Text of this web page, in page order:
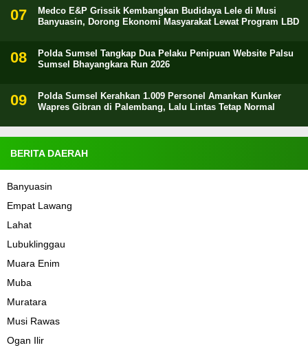
Medco E&P Grissik Kembangkan Budidaya Lele di Musi
Banyuasin, Dorong Ekonomi Masyarakat Lewat Program LBD
Polda Sumsel Tangkap Dua Pelaku Penipuan Website Palsu
Sumsel Bhayangkara Run 2026
Polda Sumsel Kerahkan 1.009 Personel Amankan Kunker
Wapres Gibran di Palembang, Lalu Lintas Tetap Normal
BERITA DAERAH
Banyuasin
Empat Lawang
Lahat
Lubuklinggau
Muara Enim
Muba
Muratara
Musi Rawas
Ogan Ilir